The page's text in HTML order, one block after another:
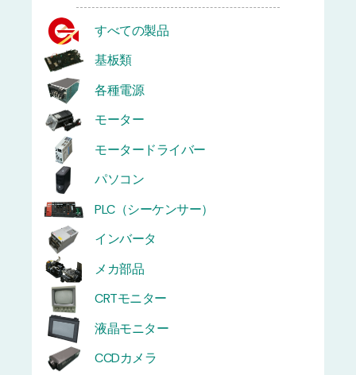
すべての製品
基板類
各種電源
モーター
モータードライバー
パソコン
PLC（シーケンサー）
インバータ
メカ部品
CRTモニター
液晶モニター
CCDカメラ